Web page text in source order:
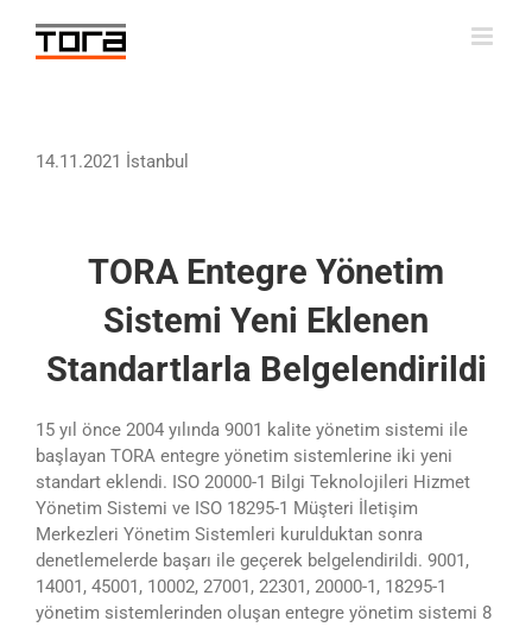
content
14.11.2021 İstanbul
TORA Entegre Yönetim
Sistemi Yeni Eklenen
Standartlarla Belgelendirildi
15 yıl önce 2004 yılında 9001 kalite yönetim sistemi ile
başlayan TORA entegre yönetim sistemlerine iki yeni
standart eklendi. ISO 20000-1 Bilgi Teknolojileri Hizmet
Yönetim Sistemi ve ISO 18295-1 Müşteri İletişim
Merkezleri Yönetim Sistemleri kurulduktan sonra
denetlemelerde başarı ile geçerek belgelendirildi. 9001,
14001, 45001, 10002, 27001, 22301, 20000-1, 18295-1
yönetim sistemlerinden oluşan entegre yönetim sistemi 8